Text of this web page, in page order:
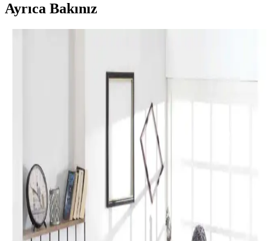
Ayrıca Bakınız
Perde ve nevresim uyumu, krem ve magnolia tonlarındaki odalarda
uyumlu renk ve desen önerileri sunulmaktadır.
Yılbaşı Nevresimleri ile Ev Dekorasyonunuzu
Geliştirin ve Atmosferinizi Zenginleştirin
Yılbaşı nevresimleri, renk, motif ve malzeme seçimleriyle evinizde
özel bir atmosfer yaratır. Dekorasyon detaylarıyla yılbaşı ruhunu
yansıtın ve yeni yılı sevdiklerinizle kutlayın.
Karaca Home Lavin %100 Pamuk Çift Kişilik
Nevresim Takımı Modern ve Şık Tasarım